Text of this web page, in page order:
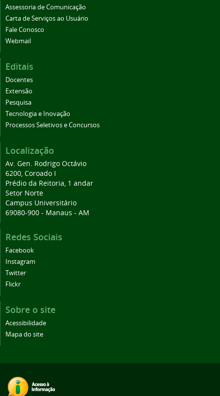
Assessoria de Comunicação
Carta de Serviços ao Usuário
Fale Conosco
Webmail
Editais
Docentes
Extensão
Pesquisa
Tecnologia e Inovação
Processos Seletivos e Concursos
Localização
Av. Gen. Rodrigo Octávio
6200, Coroado I
Prédio da Reitoria, 1 andar
Setor Norte
Campus Universitário
69080-900 - Manaus - AM
Redes Sociais
Facebook
Instagram
Twitter
Flickr
Sobre o site
Acessibilidade
Mapa do site